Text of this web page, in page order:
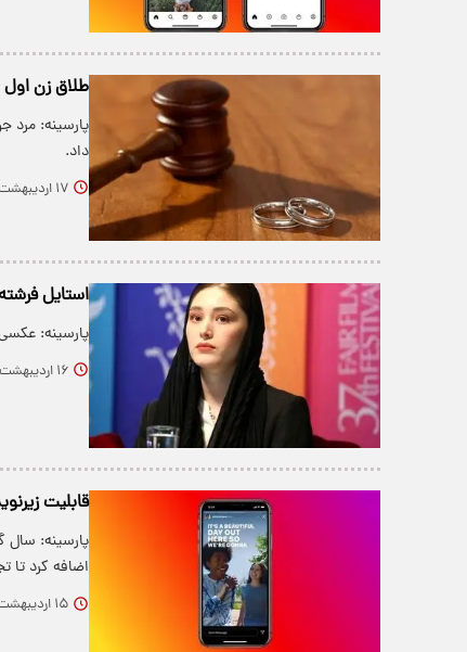
طلاق زن اول
داد.
۱۷ اردیبهشت ۱۴۰۰
استایل
پارسینه:
۱۶ اردیبهشت ۱۴۰۰
قابلیت
اضافه کرد تا
۱۵ اردیبهشت ۱۴۰۰